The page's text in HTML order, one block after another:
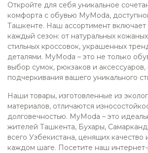
Откройте для себя уникальное
комфорта с обувью MyModa,
Ташкенте. Наш ассортимент включает
каждый сезон: от натуральных
стильных кроссовок, украшенных
деталями. MyModa – это не только
выбор сумок, рюкзаков и
подчеркивания вашего уникального
Наши товары, изготовленные из
материалов, отличаются
долговечностью. MyModa – это
жителей Ташкента, Бухары,
всего Узбекистана, ценящих качество
каждом шаге. Посетите наш интернет-